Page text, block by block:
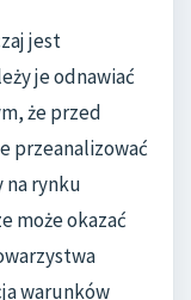
jest
je odnawiać
że przed
przeanalizować
na rynku
może okazać
warunków